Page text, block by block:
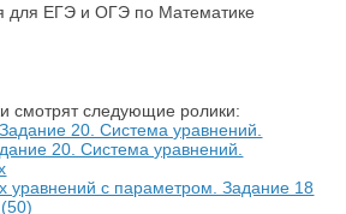
для ЕГЭ и ОГЭ по Математике
смотрят следующие ролики:
20. Система уравнений.